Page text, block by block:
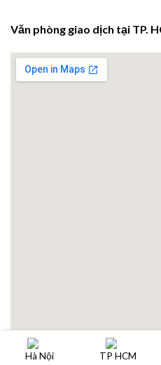
Văn phòng giao dịch tại TP.
Hà Nội
TP HCM